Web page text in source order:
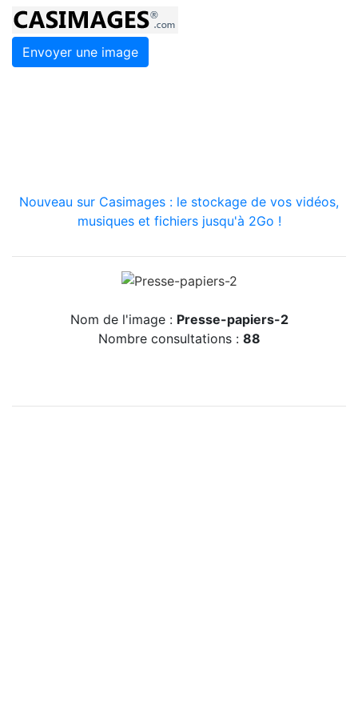
Envoyer une image
Nouveau sur Casimages : le stockage de vos vidéos,
musiques et fichiers jusqu'à 2Go !
Nom de l'image : Presse-papiers-2
Nombre consultations : 88